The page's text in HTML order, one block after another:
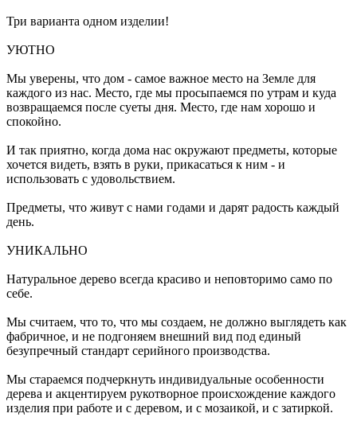
Три варианта одном изделии!
УЮТНО
Мы уверены, что дом - самое важное место на Земле для
каждого из нас. Место, где мы просыпаемся по утрам и куда
возвращаемся после суеты дня. Место, где нам хорошо и
спокойно.
И так приятно, когда дома нас окружают предметы, которые
хочется видеть, взять в руки, прикасаться к ним - и
использовать с удовольствием.
Предметы, что живут с нами годами и дарят радость каждый
день.
УНИКАЛЬНО
Натуральное дерево всегда красиво и неповторимо само по
себе.
Мы считаем, что то, что мы создаем, не должно выглядеть как
фабричное, и не подгоняем внешний вид под единый
безупречный стандарт серийного производства.
Мы стараемся подчеркнуть индивидуальные особенности
дерева и акцентируем рукотворное происхождение каждого
изделия при работе и с деревом, и с мозаикой, и с затиркой.